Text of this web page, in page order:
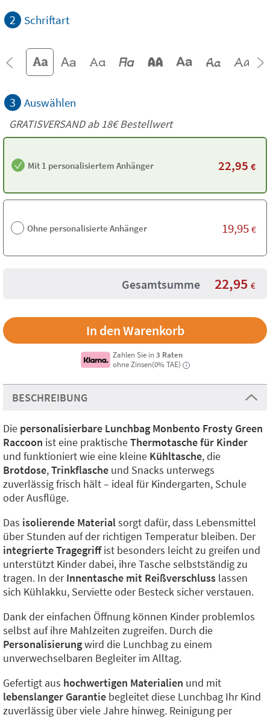
2 Schriftart
3 Auswählen
GRATISVERSAND ab18€Bestellwert
Mit 1 personalisiertem Anhänger 22,95 €
Ohne personalisierte Anhänger 19,95 €
Gesamtsumme 22,95 €
Zahlen Sie in3 Raten
ohne Zinsen(0% TAE)
i
BESCHREIBUNG
Die personalisierbare Lunchbag Monbento Frosty Green
Raccoon ist eine praktischeThermotasche für Kinder
und funktioniert wie eine kleine Kühltasche, die
Brotdose,Trinkflasche und Snacks unterwegs
zuverlässig frisch hält – ideal für Kindergarten, Schule
oder Ausflüge.
Das isolierende Materialsorgt dafür, dass Lebensmittel
über Stunden auf der richtigen Temperatur bleiben. Der
integrierte Tragegriffist besonders leicht zu greifen und
unterstützt Kinder dabei, ihre Tasche selbstständig zu
tragen. In derInnentasche mit Reißverschluss lassen
sich Kühlakku, Serviette oder Besteck sicher verstauen.
Dank der einfachen Öffnung können Kinder problemlos
selbst auf ihre Mahlzeiten zugreifen. Durch die
Personalisierungwird die Lunchbag zu einem
unverwechselbaren Begleiter im Alltag.
Gefertigt aus hochwertigen Materialien und mit
lebenslanger Garantie begleitet diese Lunchbag Ihr Kind
zuverlässig über viele Jahre hinweg. Reinigung per